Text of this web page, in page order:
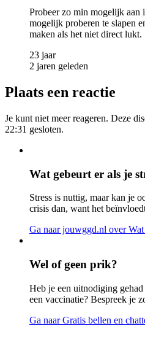
Probeer zo min mogelijk aan
mogelijk proberen te slapen
maken als het niet direct lukt.
23 jaar
2 jaren geleden
Plaats een reactie
Je kunt niet meer reageren. Deze
22:31 gesloten.
Wat gebeurt er als je
Stress is nuttig, maar kan je
crisis dan, want het
Ga naar jouwggd.nl over Wat
Wel of geen prik?
Heb je een uitnodiging
een vaccinatie? Bespreek je
Ga naar Gratis bellen en